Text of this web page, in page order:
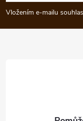
pVložením e-mailu